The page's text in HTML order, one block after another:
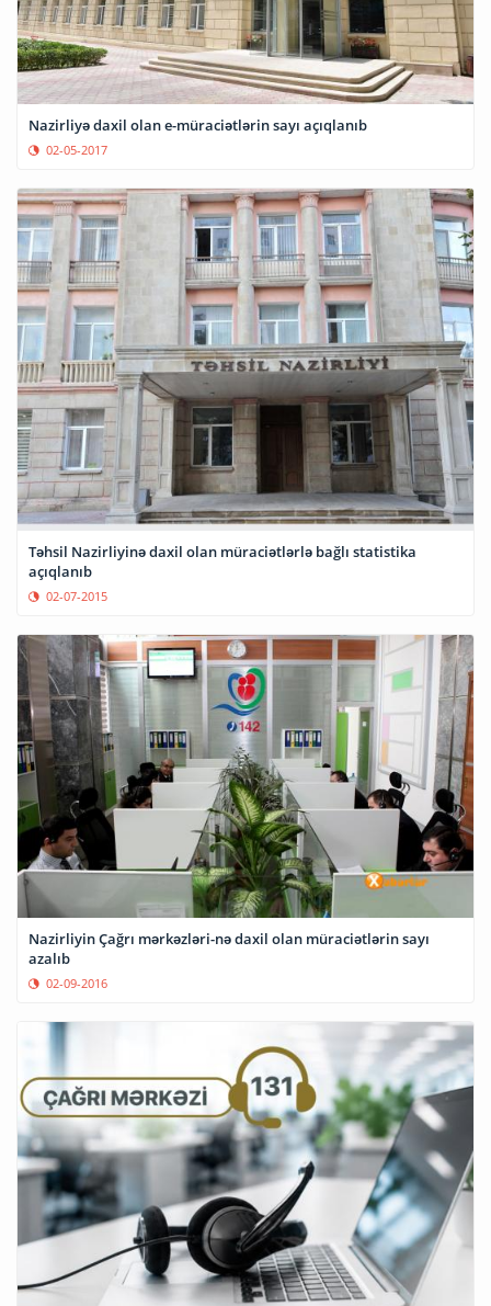
Nazirliyə daxil olan e-müraciətlərin sayı açıqlanıb
02-05-2017
Təhsil Nazirliyinə daxil olan müraciətlərlə bağlı statistika
açıqlanıb
02-07-2015
Nazirliyin Çağrı mərkəzləri-nə daxil olan müraciətlərin sayı
azalıb
02-09-2016